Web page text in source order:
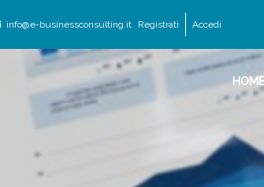
info@e-businessconsulting.it Registrati Accedi
HOME